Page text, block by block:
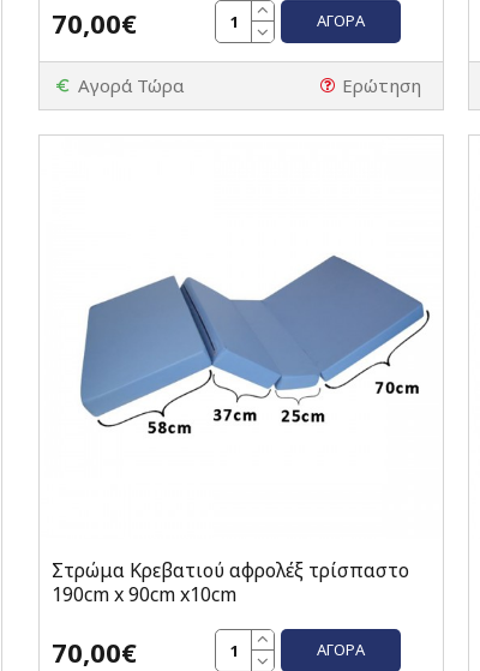
70,00€ ΑΓΟΡΆ
Αγορά Τώρα Ερώτηση
Στρώμα Κρεβατιού αφρολέξ τρίσπαστο
190cm x 90cm x10cm
70,00€ ΑΓΟΡΆ